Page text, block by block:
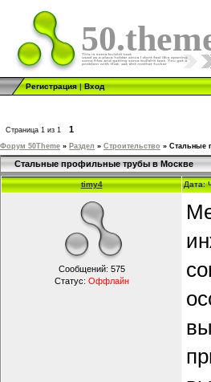
Регистрация|Вход
Страница 1 из 1 1
Форум 50Theme » Раздел » Строительство » Стальные
Стальные профильные трубы в Москве
timy4 Дата:
Сообщений: 575
Статус: Оффлайн